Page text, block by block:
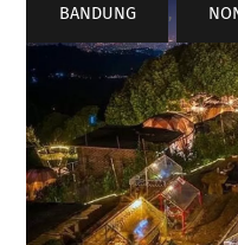
BANDUNG ,